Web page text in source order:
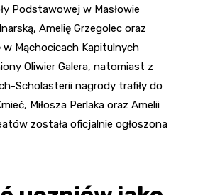
Podstawowej w Masłowie
Amelię Grzegolec oraz
w Mąchocicach Kapitulnych
Oliwier Galera, natomiast z
Scholasterii nagrody trafiły do
Miłosza Perlaka oraz Amelii
została oficjalnie ogłoszona